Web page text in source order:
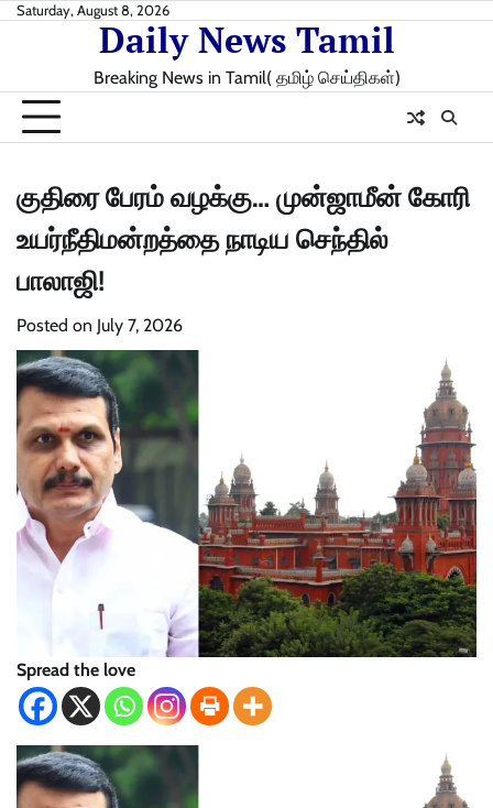
SkipSaturday, August 8, 2026
Daily News Tamil
Breaking News in Tamil( தமிழ் செய்திகள்)
குதிரை பேரம் வழக்கு… முன்ஜாமீன் கோரி
உயர்நீதிமன்றத்தை நாடிய செந்தில்
பாலாஜி!
Posted on July 7, 2026
Spread the love